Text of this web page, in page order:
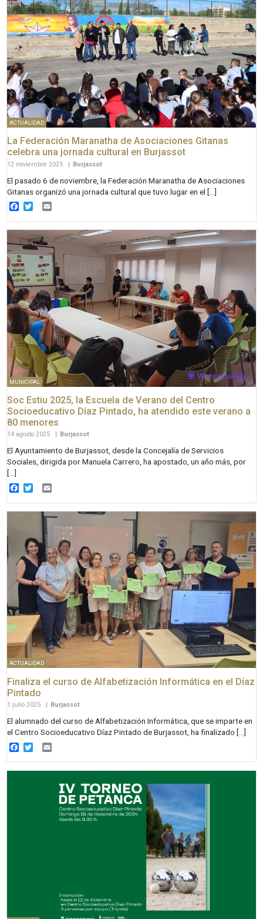
ACTUALIDAD
La Federación Maranatha de Asociaciones Gitanas
celebra una jornada cultural en Burjassot
12 noviembre 2025 | Burjassot
El pasado 6 de noviembre, la Federación Maranatha de Asociaciones
Gitanas organizó una jornada cultural que tuvo lugar en el […]
Facebook
Twitter
MUNICIPAL
Soc Estiu 2025, la Escuela de Verano del Centro
Socioeducativo Díaz Pintado, ha atendido este verano a
80 menores
14 agosto 2025 Burjassot
El Ayuntamiento de Burjassot, desde la Concejalía de Servicios
Sociales, dirigida por Manuela Carrero, ha apostado, un año más, por
[…]
Facebook
Twitter
ACTUALIDAD
Finaliza el curso de Alfabetización Informática en el Díaz
Pintado
1 julio 2025 | Burjassot
El alumnado del curso de Alfabetización Informática, que se imparte en
el Centro Socioeducativo Díaz Pintado de Burjassot, ha finalizado […]
Facebook
Twitter